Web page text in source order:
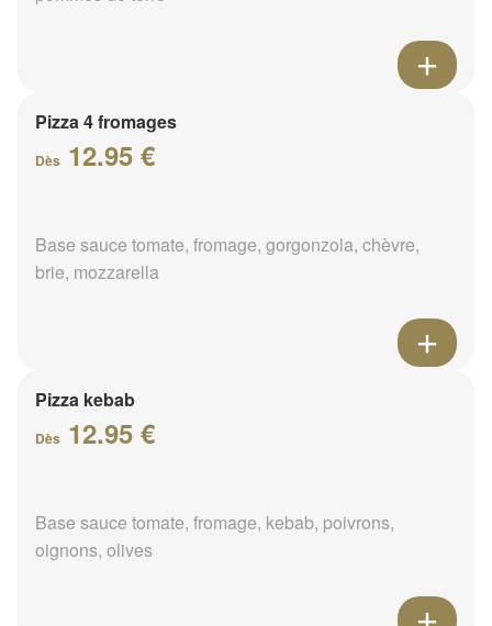
Pizza 4 fromages
Dès 12.95 €
Base sauce tomate, fromage, gorgonzola, chèvre,
brie, mozzarella
Pizza kebab
Dès 12.95 €
Base sauce tomate, fromage, kebab, poivrons,
oignons, olives